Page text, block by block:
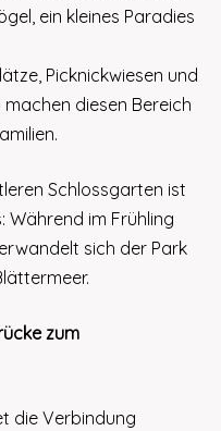
ein kleines Paradies
Picknickwiesen und
machen diesen Bereich
Schlossgarten ist
Während im Frühling
sich der Park
zum
die Verbindung